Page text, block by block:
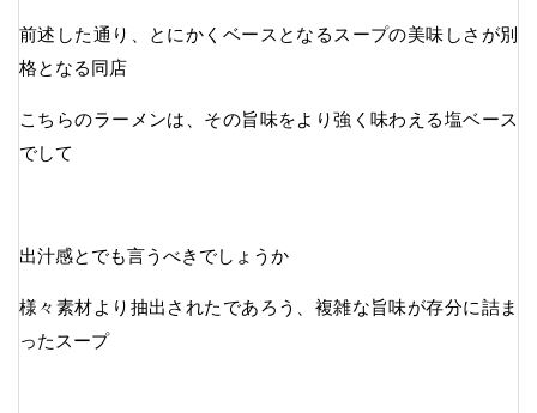
前述した通り、とにかくベースとなるスープの美味しさが別
格となる同店
こちらのラーメンは、その旨味をより強く味わえる塩ベース
でして
出汁感とでも言うべきでしょうか
様々素材より抽出されたであろう、複雑な旨味が存分に詰ま
ったスープ